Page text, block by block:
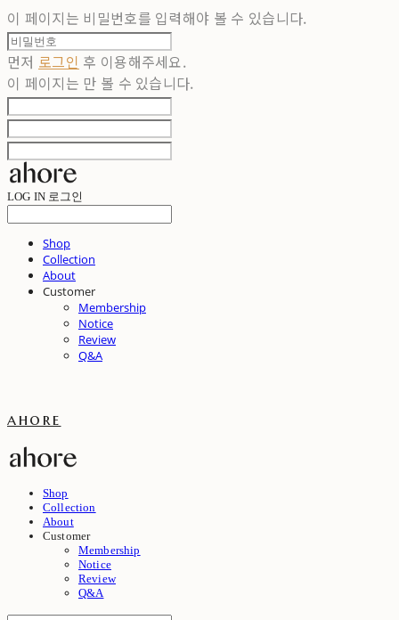
이 페이지는 비밀번호를 입력해야 볼 수 있습니다.
먼저 로그인 후 이용해주세요.
이 페이지는 만 볼 수 있습니다.
LOG IN 로그인
Shop
Collection
About
Customer
Membership
Notice
Review
Q&A
ahore
Shop
Collection
About
Customer
Membership
Notice
Review
Q&A